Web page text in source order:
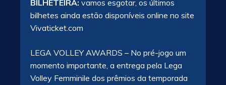
BILHETEIRA: vamos esgotar, os últimos
bilhetes ainda estão disponíveis online no site
Vivaticket.com
LEGA VOLLEY AWARDS – No pré-jogo um
momento importante, a entrega pela Lega
Volley Femminile dos prêmios da temporada